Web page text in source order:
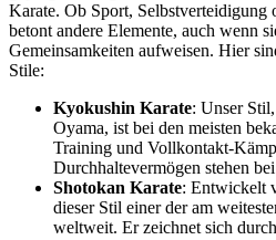
Karate. Ob Sport, Selbstverteidigung
betont andere Elemente, auch wenn
Gemeinsamkeiten aufweisen. Hier
Stile:
Kyokushin Karate: Unser
Oyama, ist bei den meisten
Training und Vollkontakt-
Durchhaltevermögen stehen
Shotokan Karate: Entwickelt
dieser Stil einer der am
weltweit. Er zeichnet sich